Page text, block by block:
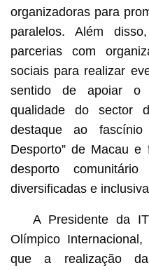
organizadoras para
paralelos. Além
parcerias com
sociais para realizar
sentido de apoiar o
qualidade do sector
destaque ao
Desporto” de Macau
desporto
diversificadas e
A Presidente da
Olímpico
que a realização